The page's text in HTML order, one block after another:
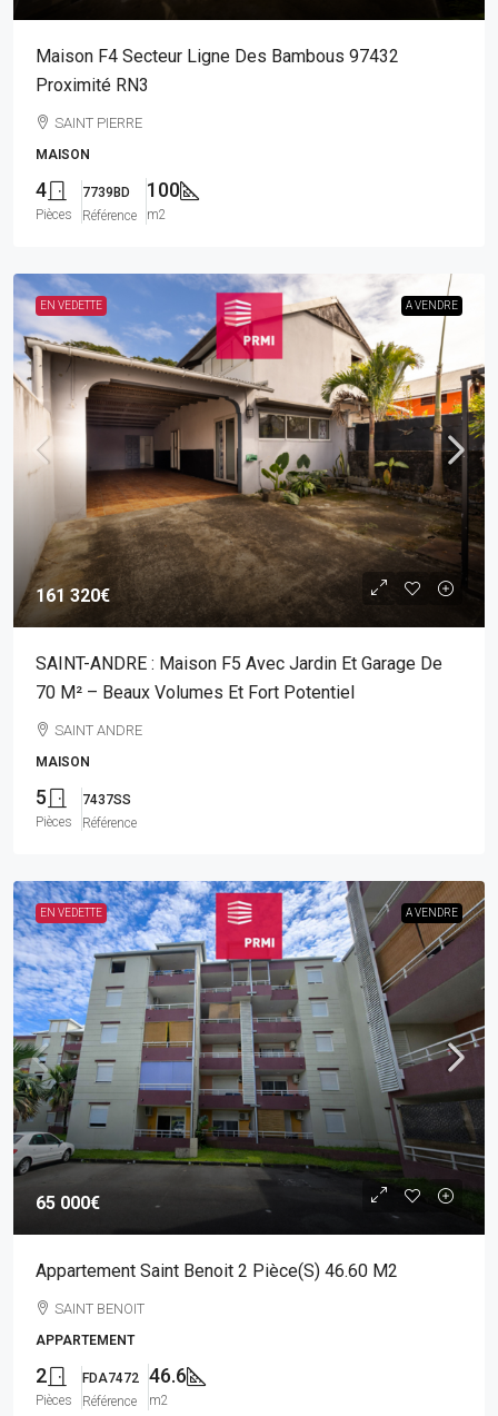
Maison F4 Secteur Ligne Des Bambous 97432
Proximité RN3
SAINT PIERRE
MAISON
4
Pièces
7739BD
Référence
100
m2
EN VEDETTE A VENDRE
161 320€
SAINT-ANDRE : Maison F5 Avec Jardin Et Garage De
70 M² – Beaux Volumes Et Fort Potentiel
SAINT ANDRE
MAISON
5
Pièces
7437SS
Référence
EN VEDETTE A VENDRE
65 000€
Appartement Saint Benoit 2 Pièce(s) 46.60 M2
SAINT BENOIT
APPARTEMENT
2
Pièces
FDA7472
Référence
46.6
m2